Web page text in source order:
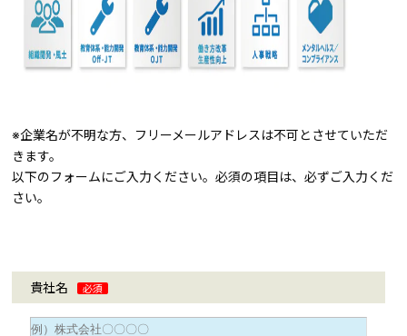
※企業名が不明な方、フリーメールアドレスは不可とさせていただ
きます。
以下のフォームにご入力ください。必須の項目は、必ずご入力くだ
さい。